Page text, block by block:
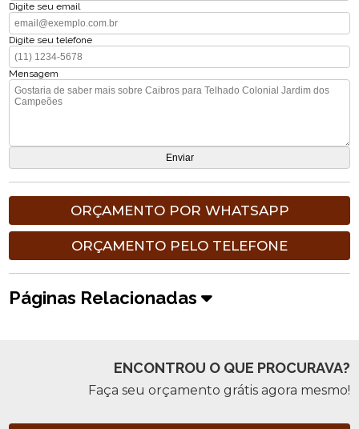
Digite seu email
Digite seu telefone
Mensagem
ORÇAMENTO POR WHATSAPP
ORÇAMENTO PELO TELEFONE
Páginas Relacionadas
ENCONTROU O QUE PROCURAVA?
Faça seu orçamento grátis agora mesmo!